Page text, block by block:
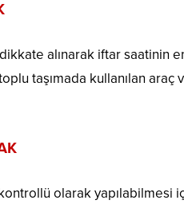
alınarak iftar saatinin
taşımada kullanılan araç
olarak yapılabilmesi